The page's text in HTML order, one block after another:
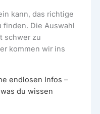
kann, das richtige
finden. Die Auswahl
schwer zu
kommen wir ins
endlosen Infos –
du wissen